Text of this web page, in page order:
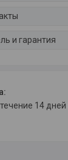
и гарантия
течение 14 дней